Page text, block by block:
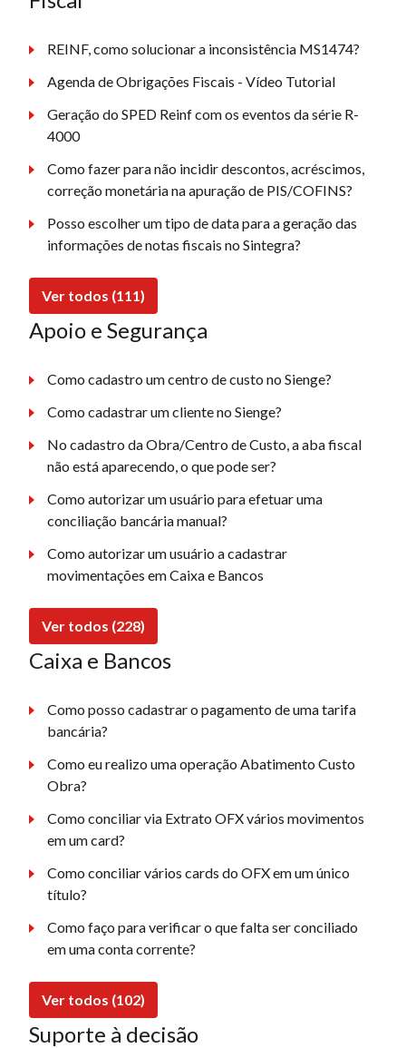
REINF, como solucionar a inconsistência MS1474?
Agenda de Obrigações Fiscais - Vídeo Tutorial
Geração do SPED Reinf com os eventos da série R-
4000
Como fazer para não incidir descontos, acréscimos,
correção monetária na apuração de PIS/COFINS?
Posso escolher um tipo de data para a geração das
informações de notas fiscais no Sintegra?
Ver todos (111)
Apoio e Segurança
Como cadastro um centro de custo no Sienge?
Como cadastrar um cliente no Sienge?
No cadastro da Obra/Centro de Custo, a aba fiscal
não está aparecendo, o que pode ser?
Como autorizar um usuário para efetuar uma
conciliação bancária manual?
Como autorizar um usuário a cadastrar
movimentações em Caixa e Bancos
Ver todos (228)
Caixa e Bancos
Como posso cadastrar o pagamento de uma tarifa
bancária?
Como eu realizo uma operação Abatimento Custo
Obra?
Como conciliar via Extrato OFX vários movimentos
em um card?
Como conciliar vários cards do OFX em um único
título?
Como faço para verificar o que falta ser conciliado
em uma conta corrente?
Ver todos (102)
Suporte à decisão